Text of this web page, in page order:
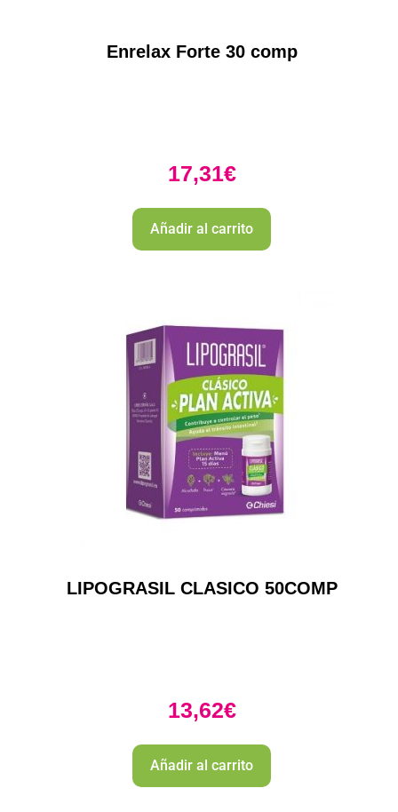
Enrelax Forte 30 comp
17,31€
Añadir al carrito
LIPOGRASIL CLASICO 50COMP
13,62€
Añadir al carrito